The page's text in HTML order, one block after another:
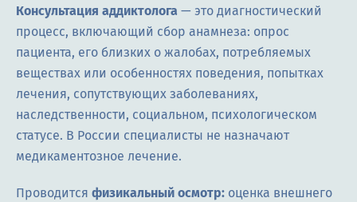
Консультация аддиктолога — это диагностический
процесс, включающий сбор анамнеза: опрос
пациента, его близких о жалобах, потребляемых
веществах или особенностях поведения, попытках
лечения, сопутствующих заболеваниях,
наследственности, социальном, психологическом
статусе. В России специалисты не назначают
медикаментозное лечение.
Проводится физикальный осмотр: оценка внешнего